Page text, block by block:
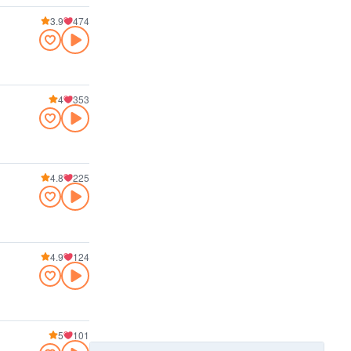
3.9 474
4 353
4.8 225
4.9 124
5 101